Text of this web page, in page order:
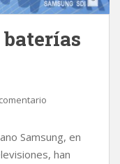
baterías
Samsung, en
han